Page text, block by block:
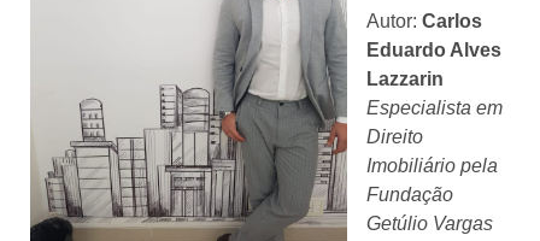
Autor: Carlos
Eduardo Alves
Lazzarin
Especialista em
Direito
Imobiliário pela
Fundação
Getúlio Vargas